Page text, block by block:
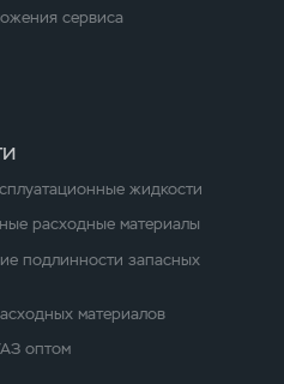
сервиса
жидкости
расходные материалы
подлинности запасных
материалов
оптом